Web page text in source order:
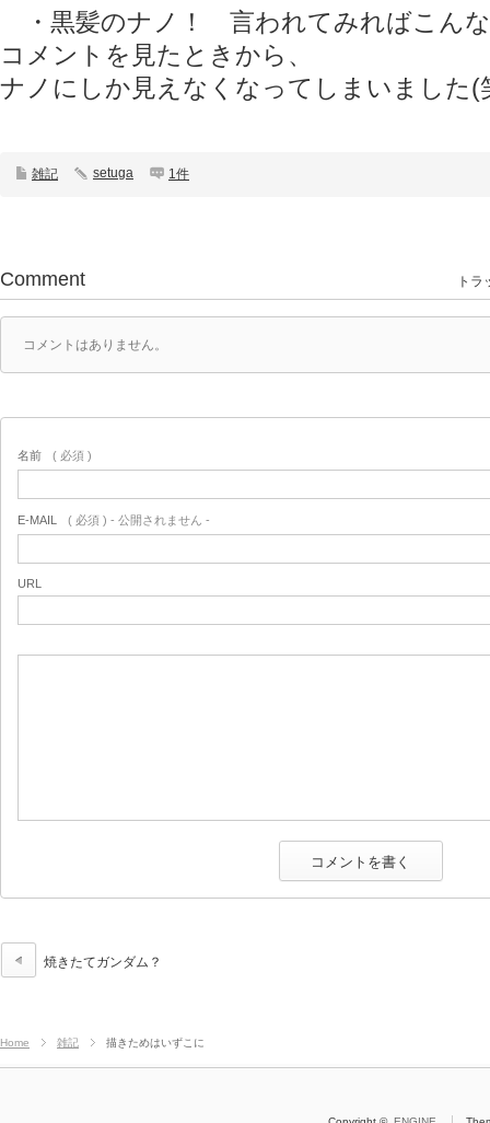
・黒髪のナノ！ 言われてみればこん
コメントを見たときから、
ナノにしか見えなくなってしまいました(
雑記 setuga 1件
Comment トラ
コメントはありません。
名前 ( 必須 )
E-MAIL ( 必須 ) - 公開されません -
URL
焼きたてガンダム？
Home 雑記 描きためはいずこに